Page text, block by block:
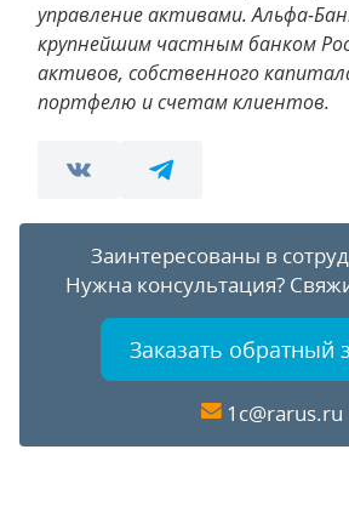
управление активами. Альфа-
крупнейшим частным банком
активов, собственного
портфелю и счетам клиентов.
Заинтересованы в
Нужна консультация?
Заказать обратный
1c@rarus.ru